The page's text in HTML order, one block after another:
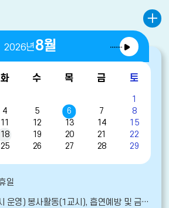
2026 8
다
음
달
화 수 목 금 토
1
4 5 6 7
8
11 12 13 14
15
18 19 20 21
22
25 26 27 28
29
일
금연교육(2교시), 학교폭력예방교육(3교시), 성폭력예방 및 성인지감수성교육(4교시), 생명존중교육(5교시), 학급자치활동(6교시)